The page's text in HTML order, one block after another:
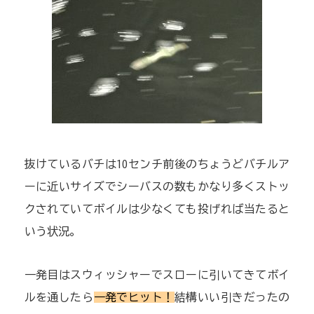
抜けているバチは10センチ前後のちょうどバチルア
ーに近いサイズでシーバスの数もかなり多くストッ
クされていてボイルは少なくても投げれば当たると
いう状況。
一発目はスウィッシャーでスローに引いてきてボイ
ルを通したら 一発でヒット！ 結構いい引きだったの